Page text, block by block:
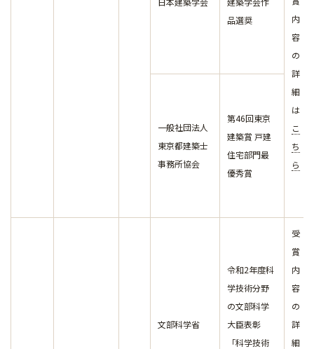
品選奨
内
容
の
詳
細
は
こ
ち
ら
一般社団法人
東京都建築士
事務所協会
第46回東京
建築賞 戸建
住宅部門最
優秀賞
文部科学省
令和2年度科
学技術分野
の文部科学
大臣表彰
「科学技術
受
賞
内
容
の
詳
細